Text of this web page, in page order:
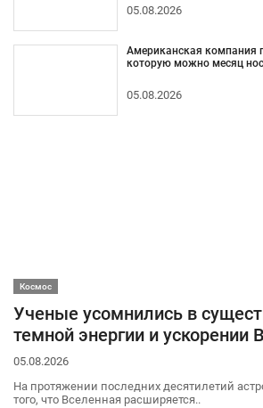
05.08.2026
Американская компания
которую можно месяц
05.08.2026
Космос
Ученые усомнились в
темной энергии и ускорении
05.08.2026
На протяжении последних десятилетий
того, что Вселенная расширяется..